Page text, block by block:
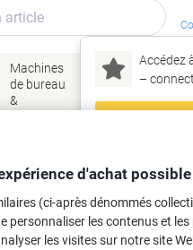
Accédez
–
Machines
de bureau
&
Encres
toner
&
d'achat possible
(ci-après dénommés
personnaliser les contenus et les
les visites sur notre site